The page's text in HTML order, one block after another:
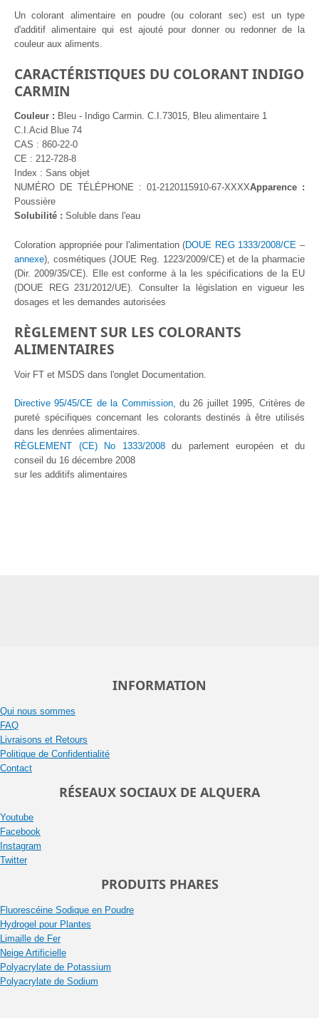
Un colorant alimentaire en poudre (ou colorant sec) est un type
d'additif alimentaire qui est ajouté pour donner ou redonner de la
couleur aux aliments.
CARACTÉRISTIQUES DU COLORANT INDIGO
CARMIN
Couleur : Bleu - Indigo Carmin. C.I.73015, Bleu alimentaire 1
C.I.Acid Blue 74
CAS : 860-22-0
CE : 212-728-8
Index : Sans objet
NUMÉRO DE TÉLÉPHONE : 01-2120115910-67-XXXXApparence :
Poussière
Solubilité : Soluble dans l'eau
Coloration appropriée pour l'alimentation (DOUE REG 1333/2008/CE –
annexe), cosmétiques (JOUE Reg.
1223/2009/CE) et de la pharmacie
(Dir. 2009/35/CE). Elle est conforme à la les spécifications de la EU
(DOUE REG 231/2012/UE). Consulter la législation en vigueur
les
dosages et les demandes autorisées
RÈGLEMENT SUR LES COLORANTS
ALIMENTAIRES
Voir FT et MSDS dans l'onglet Documentation.
Directive 95/45/CE de la Commission, du 26 juillet 1995, Critères de
pureté spécifiques concernant les colorants destinés à être utilisés
dans les denrées alimentaires.
RÈGLEMENT (CE) No 1333/2008du parlement européen et du
conseil du 16 décembre 2008
sur les additifs alimentaires
INFORMATION
Qui nous sommes
FAQ
Livraisons et Retours
Politique de Confidentialité
Contact
RÉSEAUX SOCIAUX DE ALQUERA
Youtube
Facebook
Instagram
Twitter
PRODUITS PHARES
Fluorescéine Sodique en Poudre
Hydrogel pour Plantes
Limaille de Fer
Neige Artificielle
Polyacrylate de Potassium
Polyacrylate de Sodium